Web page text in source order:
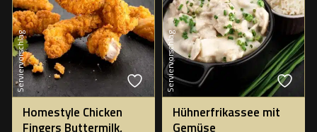
Serviervorschlag
Homestyle Chicken
Fingers Buttermilk,
Serviervorschlag
Hühnerfrikassee mit
Gemüse